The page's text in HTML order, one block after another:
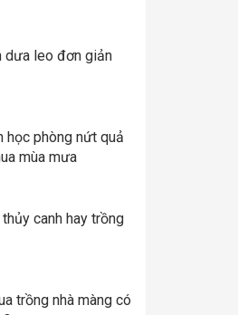
dưa leo đơn giản
học phòng nứt quả
mùa mưa
canh hay trồng
trồng nhà màng có